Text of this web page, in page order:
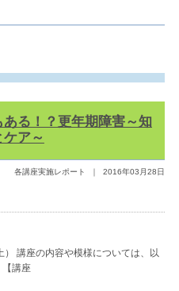
ある！？更年期障害～知
ア～
各講座実施レポート ｜ 2016年03月28日
） 講座の内容や模様については、以
【講座